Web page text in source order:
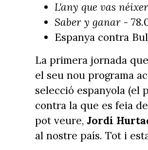
L'any que vas néixer
Saber y ganar -
Espanya contra
La primera jornada
el seu nou programa
selecció espanyola (el
contra la que es feia
pot veure, Jordi
al nostre país. Tot i